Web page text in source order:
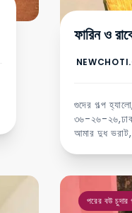
ফারিন ও
গুদের গল্প
৩৬-২৬-
আমার দুধ
পরের বউ চুদার